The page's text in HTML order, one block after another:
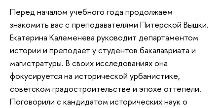
Перед началом учебного года продолжаем
знакомить вас с преподавателями Питерской Вышки.
Екатерина Калеменева руководит департаментом
истории и преподает у студентов бакалавриата и
магистратуры. В своих исследованиях она
фокусируется на исторической урбанистике,
советском градостроительстве и эпохе оттепели.
Поговорили с кандидатом исторических наук о